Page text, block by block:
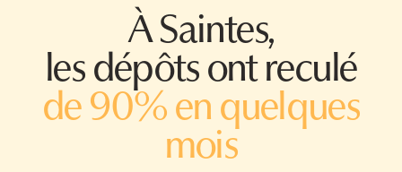
À Saintes,
les dépôts ont reculé
de 90% en quelques
mois